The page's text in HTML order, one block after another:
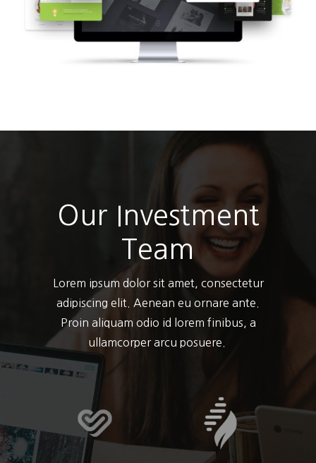
Our Investment
Team
Lorem ipsum dolor sit amet, consectetur
adipiscing elit. Aenean eu ornare ante.
Proin aliquam odio id lorem finibus, a
ullamcorper arcu posuere.